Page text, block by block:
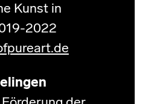
Kunst in
2022